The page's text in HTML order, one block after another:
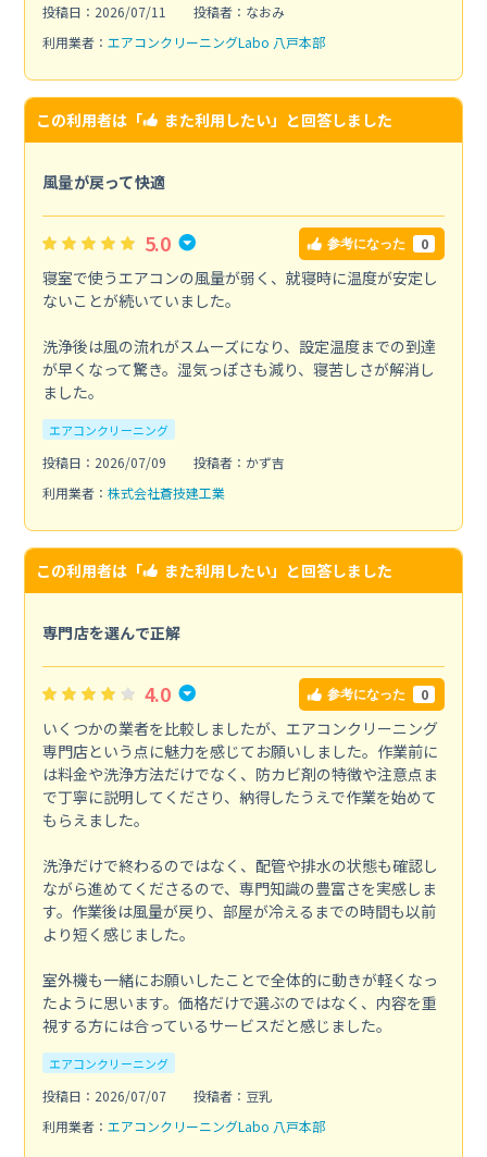
投稿日：2026/07/11
投稿者：なおみ
利用業者： エアコンクリーニングLabo 八戸本部
この利用者は「 また利用したい」と回答しました
風量が戻って快適
5.0 参考になった 0
寝室で使うエアコンの風量が弱く、就寝時に温度が安定し
ないことが続いていました。
洗浄後は風の流れがスムーズになり、設定温度までの到達
が早くなって驚き。湿気っぽさも減り、寝苦しさが解消し
ました。
エアコンクリーニング
投稿日：2026/07/09
投稿者：かず吉
利用業者： 株式会社蒼技建工業
この利用者は「 また利用したい」と回答しました
専門店を選んで正解
4.0 参考になった 0
いくつかの業者を比較しましたが、エアコンクリーニング
専門店という点に魅力を感じてお願いしました。作業前に
は料金や洗浄方法だけでなく、防カビ剤の特徴や注意点ま
で丁寧に説明してくださり、納得したうえで作業を始めて
もらえました。
洗浄だけで終わるのではなく、配管や排水の状態も確認し
ながら進めてくださるので、専門知識の豊富さを実感しま
す。作業後は風量が戻り、部屋が冷えるまでの時間も以前
より短く感じました。
室外機も一緒にお願いしたことで全体的に動きが軽くなっ
たように思います。価格だけで選ぶのではなく、内容を重
視する方には合っているサービスだと感じました。
エアコンクリーニング
投稿日：2026/07/07
投稿者：豆乳
利用業者： エアコンクリーニングLabo 八戸本部